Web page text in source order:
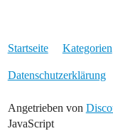
Startseite Kategorien
Datenschutzerklärung
Angetrieben von
JavaScript